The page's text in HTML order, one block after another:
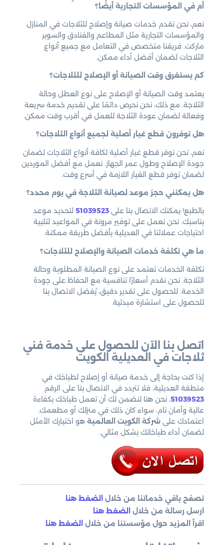
أم في المؤسسات التجارية أيضًا؟
نعم، نحن نقدم خدمات صيانة وإصلاح للثلاجات في المنازل
والمؤسسات التجارية مثل المطاعم والفنادق والسوبر
ماركت. فريقنا متخصص في التعامل مع جميع أنواع
الثلاجات لضمان أفضل أداء ممكن.
كم يستغرق وقت الصيانة أو الإصلاح للثلاجات؟
يعتمد وقت الصيانة أو الإصلاح على نوع العطل وحالة
الثلاجة. مع ذلك، نحن نحرص دائمًا على تقديم خدمة سريعة
وفعالة لضمان عودة الثلاجة للعمل في أقرب وقت ممكن.
هل توفرون قطع غيار أصلية لجميع أنواع الثلاجات؟
نعم، نحن نوفر قطع غيار أصلية لكافة أنواع الثلاجات لضمان
جودة الإصلاح وطول عمر الجهاز. نعمل مع أفضل الموردين
لضمان توفر قطع الغيار اللازمة في أسرع وقت.
هل يمكنني حجز موعد لصيانة الثلاجة في يوم محدد؟
بالطبع! يمكنك الاتصال بنا على 51039523 لتحديد موعد
يناسبك. نحن نعمل على توفير مرونة في المواعيد لتلبية
احتياجات عملائنا في العديلية بأفضل طريقة ممكنة.
ما هي تكلفة خدمات الصيانة والإصلاح للثلاجات؟
تكلفة الخدمات تعتمد على نوع الصيانة المطلوبة وحالة
الثلاجة. نحن نقدم أسعارًا تنافسية مع الحفاظ على جودة
الخدمة. للحصول على تقدير دقيق، يُفضل الاتصال بنا
للحصول على استشارة مبدئية.
اتصل بنا الآن للحصول على خدمة فني
ثلاجات في العديلية الكويت
إذا كنت بحاجة إلى خدمة صيانة أو إصلاح لطباخك في
منطقة العديلية، فلا تتردد في الاتصال بنا على الرقم
51039523. نحن هنا لنضمن لك أن تعمل طباخك بكفاءة
عالية وأمان تام، سواء كان ذلك في منزلك أو مطعمك.
اعتمادك على شركة الكويت العالمية هو اختيارك الأمثل
لضمان أداء طباخاتك بشكل مثالي.
تصفح باقي خدماتنا من خلال الضغط هنا
ارسل رسالة من خلال
الضغط هنا
اقرأ المزيد حول مؤسستنا من خلال
الضغط هنا